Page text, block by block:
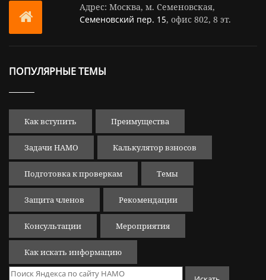
Адрес: Москва, м. Семеновская,
Семеновский пер. 15, офис 802, 8 эт.
ПОПУЛЯРНЫЕ ТЕМЫ
Как вступить Преимущества
Задачи НАМО Калькулятор взносов
Подготовка к проверкам Темы
Защита членов Рекомендации
Консультации Мероприятия
Как искать информацию